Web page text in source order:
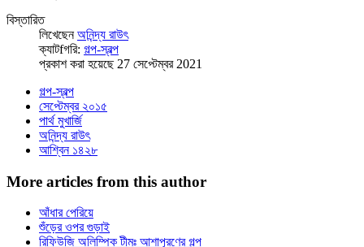
বিস্তারিত
লিখেছেনঅনিন্দ্য রাউৎ
ক্যাটfগরি: গল্প-স্বল্প
প্রকাশ করা হয়েছে 27 সেপ্টেম্বর 2021
গল্প-স্বল্প
সেপ্টেম্বর ২০১৫
পার্থ মুখার্জি
অনিন্দ্য রাউৎ
আশ্বিন ১৪২৮
More articles from this author
আঁধার পেরিয়ে
শুঁড়ের ওপর গুড়াই
রিফিউজি অলিম্পিক টীমঃ আশাপূরণের গল্প